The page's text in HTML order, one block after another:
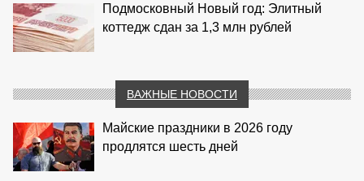
Подмосковный Новый год: Элитный
коттедж сдан за 1,3 млн рублей
ВАЖНЫЕ НОВОСТИ
Майские праздники в 2026 году
продлятся шесть дней